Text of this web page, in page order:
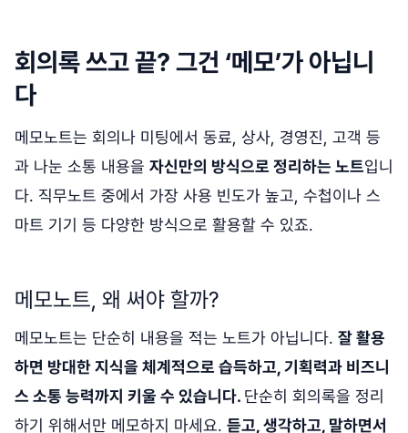
회의록 쓰고 끝? 그건 ‘메모’가 아닙니
다
메모노트는 회의나 미팅에서 동료, 상사, 경영진, 고객 등
과 나눈 소통 내용을 자신만의 방식으로 정리하는 노트입니
다. 직무노트 중에서 가장 사용 빈도가 높고, 수첩이나 스
마트 기기 등 다양한 방식으로 활용할 수 있죠.
메모노트, 왜 써야 할까?
메모노트는 단순히 내용을 적는 노트가 아닙니다. 잘 활용
하면 방대한 지식을 체계적으로 습득하고, 기획력과 비즈니
스 소통 능력까지 키울 수 있습니다. 단순히 회의록을 정리
하기 위해서만 메모하지 마세요. 듣고, 생각하고, 말하면서